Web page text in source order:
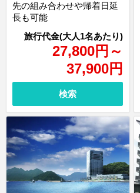
27,800円 ～
37,900円
先の組み合わせや帰着日延
長も可能
検索